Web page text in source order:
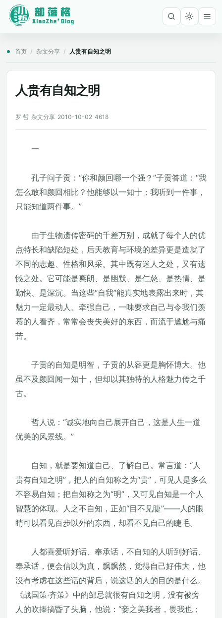
首页 / 杂文分享 / 人贵有自知之明
人贵有自知之明
罗 哲 杂文分享 2010-10-02 4618
一
孔子问子贡：“你和颜回哪一个强？”子贡答道：“我
怎么敢和颜回相比？他能够以一知十；我听到一件事，
只能知道两件事。”
由于生物遗传密码的千差万别，成就了每个人的优
点特长和缺陷短处，后天教育与环境的差异更是造就了
不同的志趣、性格和风采。其中既有迷人之处，又有遗
憾之处。它可能是爽朗、是幽默、是仁慈、是热情、是
勤快、是深沉。当这些“自我”能真实地表露出来时，其
魅力一定最动人。牵强自己，一味要求自己与令我们羡
慕的人看齐，常常会丧失美好的东西，而流于尴尬与痛
苦。
子贡的自知是明智，子贡的从容更是胸怀博大。他
虽不及颜回闻一知十，但却以其独特的人格魅力传之千
古。
哲人说：“诚实地向自己展开自己，这是人生一道
优美的风景线。”
自知，就是要知道自己、了解自己。常言道：“人
贵有自知之明”，把人的自知称之为“贵”，可见人是多么
不容易自知；把自知称之为“明”，又可见自知是一个人
智慧的体现。人之不自知，正如“目不见睫”——人的眼
睛可以看见百步以外的东西，却看不见自己的睫毛。
人都喜爱听好话、奉承话，不自知的人听到好话、
奉承话，便会信以为真，飘飘然，觉得自己好伟大，他
没有考虑在这些话的背后，说这话的人的目的是什么。
《战国策·齐策》中的邹忌就很有自知之明，没有被旁
人的吹捧搞昏了头脑，他说：“妾之美我者，畏我也；